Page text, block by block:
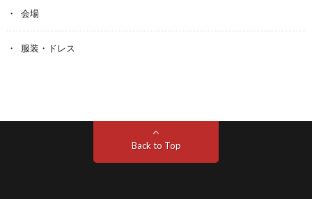
会場
服装・ドレス
Back to Top